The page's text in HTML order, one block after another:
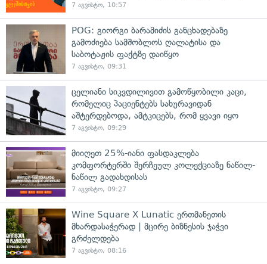
7 აგვისტო, 10:57
POG: გიორგი ბარამიძის განცხადებაზე
გამოძიება სამშობლოს ღალატისა და
საბოტაჟის ფაქტზე დაიწყო
7 აგვისტო, 09:31
ცელიანი სიკვდილივით გამოწყობილი კაცი,
რომელიც პაციენტებს სახურავიდან
აშტერდებოდა, ამტკიცებს, რომ ყვავი იყო
7 აგვისტო, 09:29
მიიღეთ 25%-იანი ფასდაკლება
კომფორტერში შერჩეულ კოლექციაზე ნაწილ-
ნაწილ გადახდისას
7 აგვისტო, 09:27
Wine Square X Lunatic ერთმანეთის
მხარდასაჭერად | მცირე ბიზნესის ჯაჭვი
გრძელდება
7 აგვისტო, 08:16